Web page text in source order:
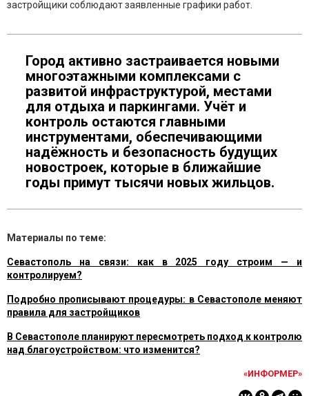
застройщики соблюдают заявленные графики работ.
Город активно застраивается новыми
многоэтажными комплексами с
развитой инфраструктурой, местами
для отдыха и паркингами. Учёт и
контроль остаются главными
инструментами, обеспечивающими
надёжность и безопасность будущих
новостроек, которые в ближайшие
годы примут тысячи новых жильцов.
Материалы по теме:
Севастополь на связи: как в 2025 году строим — и
контролируем?
Подробно прописывают процедуры: в Севастополе меняют
правила для застройщиков
В Севастополе планируют пересмотреть подход к контролю
над благоустройством: что изменится?
«ИНФОРМЕР»